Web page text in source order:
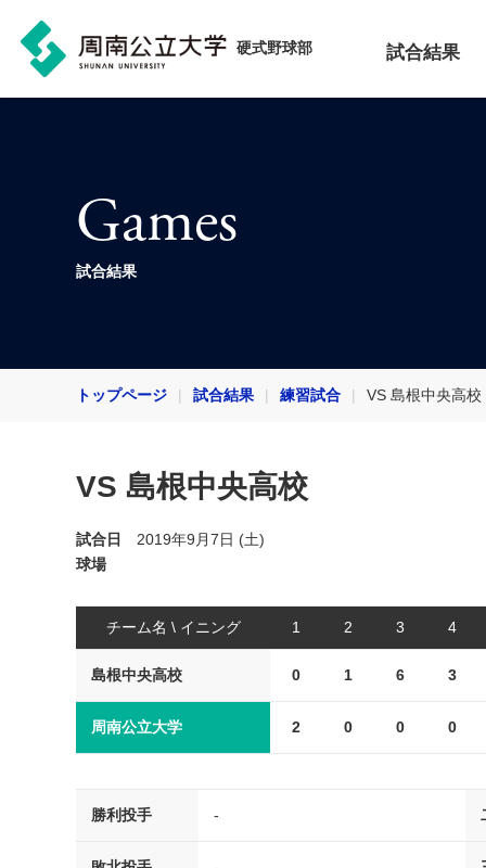
硬式野球部 試合結果
Games
試合結果
トップページ 試合結果 練習試合 VS 島根中央高校
VS 島根中央高校
試合日
2019年9月7日 (土)
球場
チーム名 \ イニング 1 2 3 4
島根中央高校 0 1 6 3
周南公立大学 2 0 0 0
勝利投手 -